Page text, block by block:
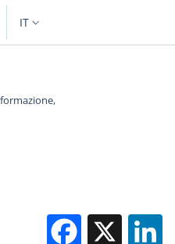
SELETTORE LINGUA:
IT
X